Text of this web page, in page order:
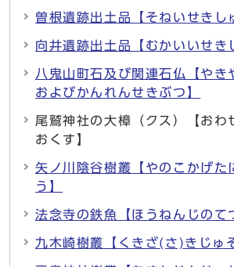
曽根遺跡出土品【そねいせきし
向井遺跡出土品【むかいいせき
八鬼山町石及び関連石仏【やき
およびかんれんせきぶつ】
尾鷲神社の大樟（クス）【おわ
おくす】
矢ノ川陰谷樹叢【やのこかげた
う】
法念寺の鉄魚【ほうねんじのて
九木崎樹叢【くきざ(さ)きじゅ